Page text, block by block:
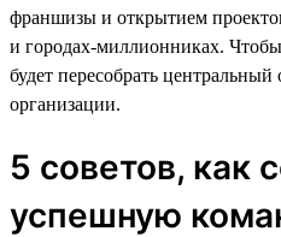
франшизы и открытием
и городах-миллионниках.
будет пересобрать
организации.
5 советов, как
успешную